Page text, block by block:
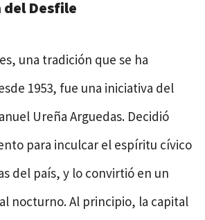
Desfile
una tradición que se ha
1953, fue una iniciativa del
Ureña Arguedas. Decidió
para inculcar el espíritu cívico
del país, y lo convirtió en un
nocturno. Al principio, la capital